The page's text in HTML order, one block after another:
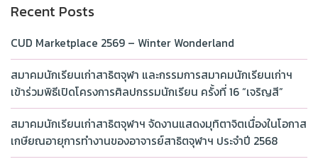
Recent Posts
CUD Marketplace 2569 – Winter Wonderland
สมาคมนักเรียนเก่าสาธิตจุฬา และกรรมการสมาคมนักเรียนเก่าฯ
เข้าร่วมพิธีเปิดโครงการศิลปกรรมนักเรียน ครั้งที่ 16 “เจริญสี”
สมาคมนักเรียนเก่าสาธิตจุฬาฯ จัดงานแสดงมุทิตาจิตเนื่องในโอกาส
เกษียณอายุการทำงานของอาจารย์สาธิตจุฬาฯ ประจำปี 2568